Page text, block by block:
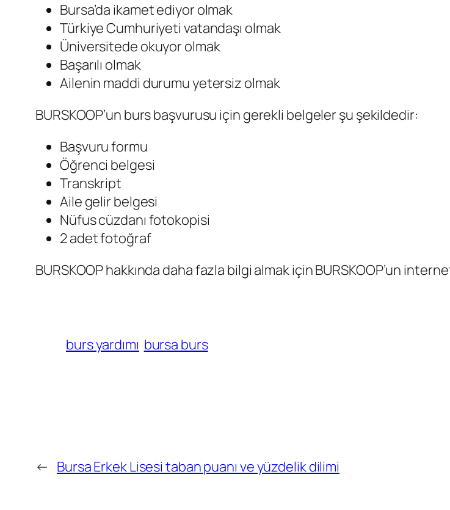
Bursa’da ikamet ediyor olmak
Türkiye Cumhuriyeti vatandaşı olmak
Üniversitede okuyor olmak
Başarılı olmak
Ailenin maddi durumu yetersiz olmak
BURSKOOP’un burs başvurusu için gerekli belgeler şu şekildedir:
Başvuru formu
Öğrenci belgesi
Transkript
Aile gelir belgesi
Nüfus cüzdanı fotokopisi
2 adet fotoğraf
BURSKOOP hakkında daha fazla bilgi almak için BURSKOOP’un
burs yardımı bursa burs
← Bursa Erkek Lisesi taban puanı ve yüzdelik dilimi